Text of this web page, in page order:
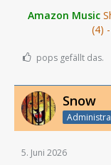
Amazon Music
(4)
pops gefällt das.
Snow
5. Juni 2026